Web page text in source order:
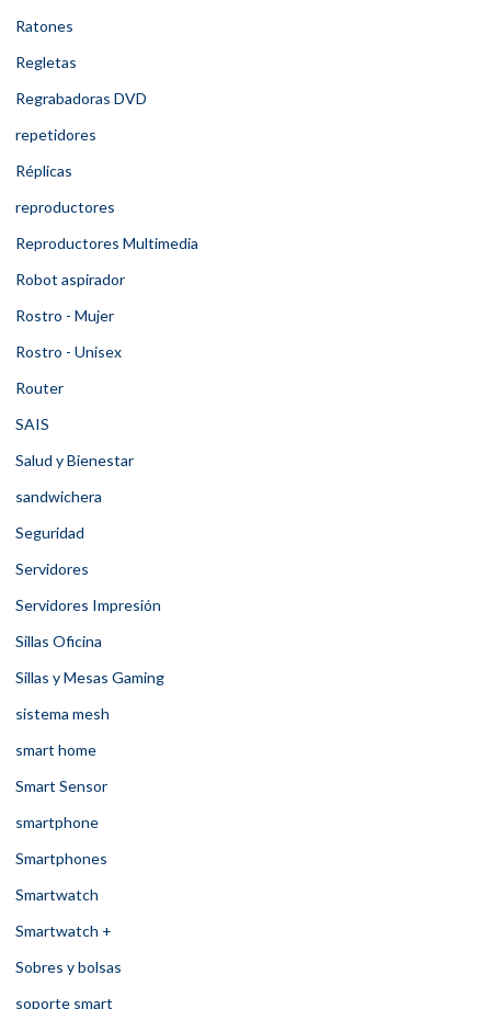
Ratones
Regletas
Regrabadoras DVD
repetidores
Réplicas
reproductores
Reproductores Multimedia
Robot aspirador
Rostro - Mujer
Rostro - Unisex
Router
SAIS
Salud y Bienestar
sandwichera
Seguridad
Servidores
Servidores Impresión
Sillas Oficina
Sillas y Mesas Gaming
sistema mesh
smart home
Smart Sensor
smartphone
Smartphones
Smartwatch
Smartwatch +
Sobres y bolsas
soporte smart